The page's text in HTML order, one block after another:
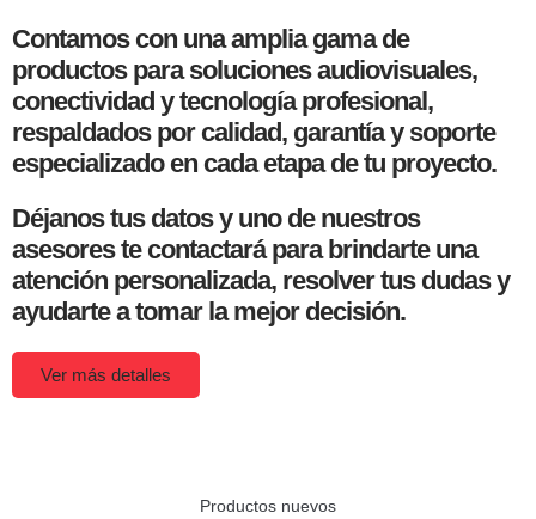
Contamos con una amplia gama de
productos para soluciones audiovisuales,
conectividad y tecnología profesional,
respaldados por calidad, garantía y soporte
especializado en cada etapa de tu proyecto.
Déjanos tus datos y uno de nuestros
asesores te contactará para brindarte una
atención personalizada, resolver tus dudas y
ayudarte a tomar la mejor decisión.
Ver más detalles
Productos nuevos